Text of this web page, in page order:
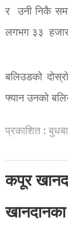
र उनी निकै
लगभग ३३
बलिउडको
फ्यान उनको
प्रकाशित :
कपूर